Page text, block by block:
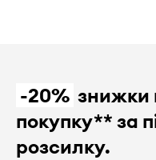
-20% знижки
покупку** за
розсилку.